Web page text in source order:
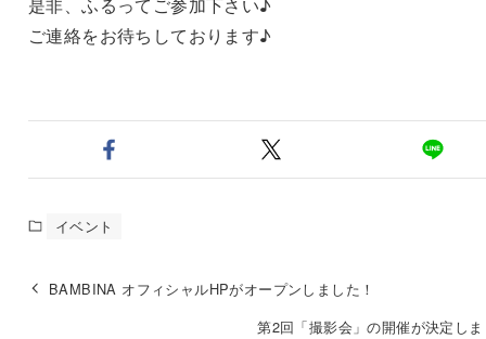
ご連絡をお待ちしております♪
イベント
BAMBINA オフィシャルHPがオープンしました！
第2回「撮影会」の開催が決定し